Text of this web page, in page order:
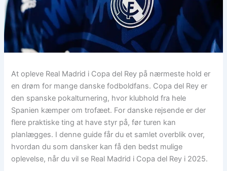
At opleve Real Madrid i Copa del Rey på nærmeste hold er
en drøm for mange danske fodboldfans. Copa del Rey er
den spanske pokalturnering, hvor klubhold fra hele
Spanien kæmper om trofæet. For danske rejsende er der
flere praktiske ting at have styr på, før turen kan
planlægges. I denne guide får du et samlet overblik over,
hvordan du som dansker kan få den bedst mulige
oplevelse, når du vil se Real Madrid i Copa del Rey i 2025.